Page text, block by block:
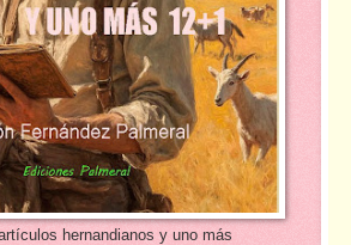
hernandianos y uno más